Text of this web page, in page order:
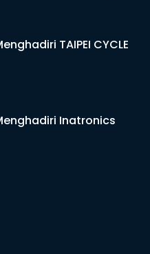
TAIPEI CYCLE
Inatronics